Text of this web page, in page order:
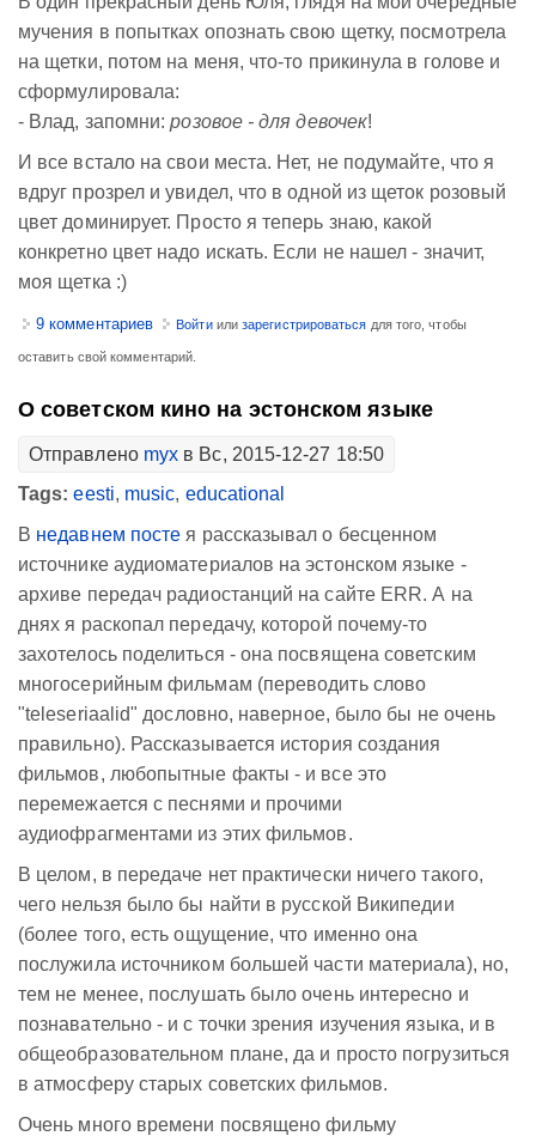
мучения в попытках опознать свою щетку, посмотрела
на щетки, потом на меня, что-то прикинула в голове и
сформулировала:
- Влад, запомни:розовое - для девочек!
И все встало на свои места. Нет, не подумайте, что я
вдруг прозрел и увидел, что в одной из щеток розовый
цвет доминирует. Просто я теперь знаю, какой
конкретно цвет надо искать. Если не нашел - значит,
моя щетка :)
9 комментариев Войтиилизарегистрироваться для того, чтобы
оставить свой комментарий.
О советском кино на эстонском языке
Отправлено myx в Вс, 2015-12-27 18:50
Tags:eesti, music, educational
В недавнем посте я рассказывал о бесценном
источнике аудиоматериалов на эстонском языке -
архиве передач радиостанций на сайте ERR. А на
днях я раскопал передачу, которой почему-то
захотелось поделиться - она посвящена советским
многосерийным фильмам (переводить слово
"teleseriaalid" дословно, наверное, было бы не очень
правильно). Рассказывается история создания
фильмов, любопытные факты - и все это
перемежается с песнями и прочими
аудиофрагментами из этих фильмов.
В целом, в передаче нет практически ничего такого,
чего нельзя было бы найти в русской Википедии
(более того, есть ощущение, что именно она
послужила источником большей части материала), но,
тем не менее, послушать было очень интересно и
познавательно - и с точки зрения изучения языка, и в
общеобразовательном плане, да и просто погрузиться
в атмосферу старых советских фильмов.
Очень много времени посвящено фильму